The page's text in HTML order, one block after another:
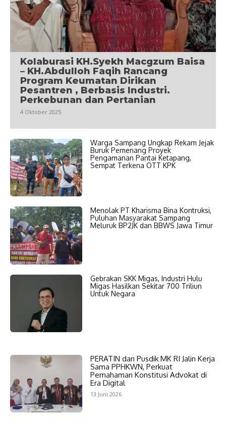
Kolaburasi KH.Syekh Macgzum Baisa
– KH.Abdulloh Faqih Rancang
Program Keumatan Dirikan
Pesantren , Berbasis Industri.
Perkebunan dan Pertanian
4 Oktober 2025
Warga Sampang Ungkap Rekam Jejak
Buruk Pemenang Proyek
Pengamanan Pantai Ketapang,
Sempat Terkena OTT KPK
Menolak PT Kharisma Bina Kontruksi,
Puluhan Masyarakat Sampang
Meluruk BP2JK dan BBWS Jawa Timur
Gebrakan SKK Migas, Industri Hulu
Migas Hasilkan Sekitar 700 Triliun
Untuk Negara
PERATIN dan Pusdik MK RI Jalin Kerja
Sama PPHKWN, Perkuat
Pemahaman Konstitusi Advokat di
Era Digital
13 Juni 2026